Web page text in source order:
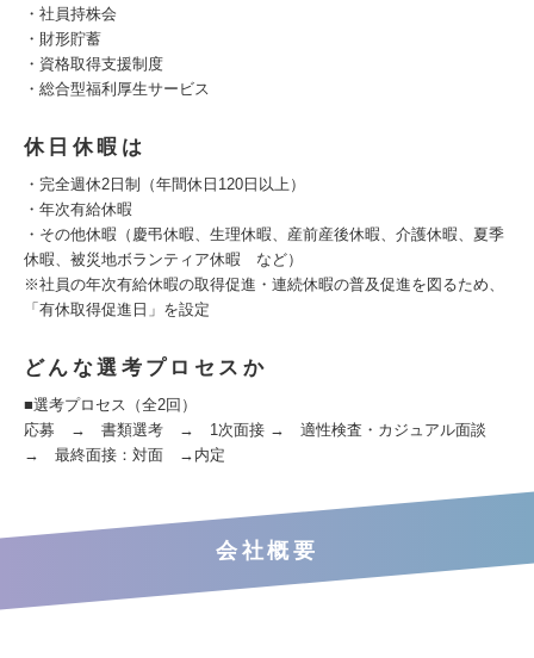
・社員持株会
・財形貯蓄
・資格取得支援制度
・総合型福利厚生サービス
休日休暇は
・完全週休2日制（年間休日120日以上）
・年次有給休暇
・その他休暇（慶弔休暇、生理休暇、産前産後休暇、介護休暇、夏季
休暇、被災地ボランティア休暇 など）
※社員の年次有給休暇の取得促進・連続休暇の普及促進を図るため、
「有休取得促進日」を設定
どんな選考プロセスか
■選考プロセス（全2回）
応募 → 書類選考 → 1次面接 → 適性検査・カジュアル面談
→ 最終面接：対面 →内定
会社概要